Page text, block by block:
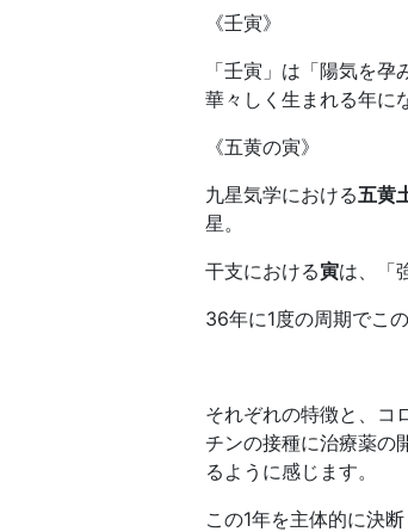
《壬寅》
「壬寅」は「陽気を
華々しく生まれる年に
《五黄の寅》
九星気学における五黄
星。
干支における寅は、「
36年に1度の周期でこ
それぞれの特徴と、コ
チンの接種に治療薬の
るように感じます。
この1年を主体的に決